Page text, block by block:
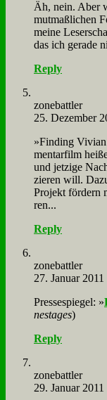
Äh, nein. Aber
mut­maß­li­chen
mei­ne
das ich ge­ra­de
Reply
zone­batt­ler
25. Dezember
»Fin­ding
men­tar­film
und jet­zi­ge
zie­ren will.
Pro­jekt för­dern
ren...
Reply
zone­batt­ler
27. Januar 2011
Pres­se­spie­gel: »
nes­ta­ges)
Reply
zone­batt­ler
29. Januar 2011